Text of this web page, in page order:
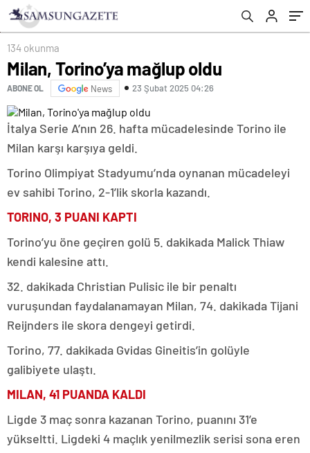
134 okunma
Milan, Torino’ya mağlup oldu
ABONE OL News 23 Şubat 2025 04:26
İtalya Serie A’nın 26. hafta mücadelesinde Torino ile
Milan karşı karşıya geldi.
Torino Olimpiyat Stadyumu’nda oynanan mücadeleyi
ev sahibi Torino, 2-1’lik skorla kazandı.
TORINO, 3 PUANI KAPTI
Torino’yu öne geçiren golü 5. dakikada Malick Thiaw
kendi kalesine attı.
32. dakikada Christian Pulisic ile bir penaltı
vuruşundan faydalanamayan Milan, 74. dakikada Tijani
Reijnders ile skora dengeyi getirdi.
Torino, 77. dakikada Gvidas Gineitis’in golüyle
galibiyete ulaştı.
MILAN, 41 PUANDA KALDI
Ligde 3 maç sonra kazanan Torino, puanını 31’e
yükseltti. Ligdeki 4 maçlık yenilmezlik serisi sona eren